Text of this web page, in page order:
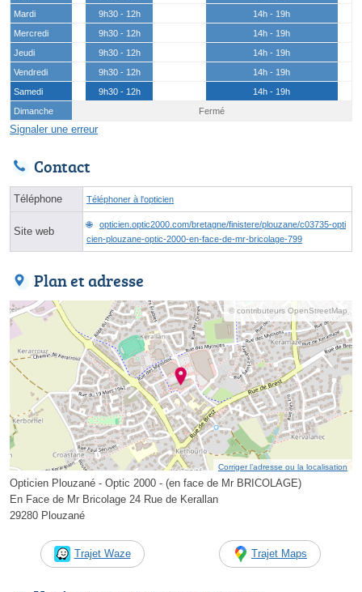
Mardi
9h30 - 12h
14h - 19h
Mercredi
9h30 - 12h
14h - 19h
Jeudi
9h30 - 12h
14h - 19h
Vendredi
9h30 - 12h
14h - 19h
Samedi
9h30 - 12h
14h - 19h
Dimanche
Fermé
Signaler une erreur
Contact
Téléphone Téléphoner à l'opticien
Site web
opticien.optic2000.com/bretagne/finistere/plouzane/c03735-opti
cien-plouzane-optic-2000-en-face-de-mr-bricolage-799
Plan et adresse
© contributeurs OpenStreetMap
Corriger l’adresse ou la localisation
Opticien Plouzané - Optic 2000 - (en face de Mr BRICOLAGE)
En Face de Mr Bricolage 24 Rue de Kerallan
29280 Plouzané
Trajet Waze Trajet Maps